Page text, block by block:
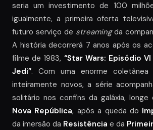
seria um investimento de 100
igualmente, a primeira oferta
futuro serviço de streamingda
A história decorrerá 7 anos após os
filme de 1983, “Star Wars: Episódio
Jedi”. Com uma enorme coletânea
inteiramente novos, a série
solitário nos confins da galáxia, longe
Nova República, após a queda do
da imersão da Resistência e da